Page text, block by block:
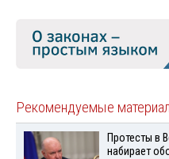
Рекомендуемые
Протесты в
набирает